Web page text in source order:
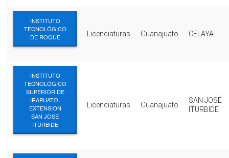
INSTITUTO
TECNOLÓGICO
DE ROQUE
Licenciaturas Guanajuato CELAYA
INSTITUTO
TECNOLÓGICO
SUPERIOR DE
IRAPUATO,
EXTENSION
SAN JOSE
ITURBIDE
Licenciaturas Guanajuato
SAN JOSÉ
ITURBIDE